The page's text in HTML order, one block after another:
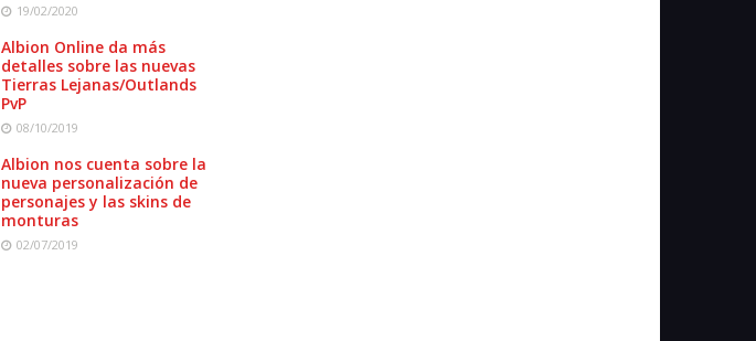
19/02/2020
Albion Online da más
detalles sobre las nuevas
Tierras Lejanas/Outlands
PvP
08/10/2019
Albion nos cuenta sobre la
nueva personalización de
personajes y las skins de
monturas
02/07/2019